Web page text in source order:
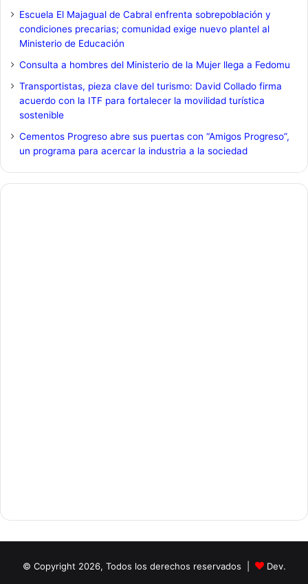
Escuela El Majagual de Cabral enfrenta sobrepoblación y
condiciones precarias; comunidad exige nuevo plantel al
Ministerio de Educación
Consulta a hombres del Ministerio de la Mujer llega a Fedomu
Transportistas, pieza clave del turismo: David Collado firma
acuerdo con la ITF para fortalecer la movilidad turística
sostenible
Cementos Progreso abre sus puertas con “Amigos Progreso”,
un programa para acercar la industria a la sociedad
© Copyright 2026, Todos los derechos reservados |
Dev.